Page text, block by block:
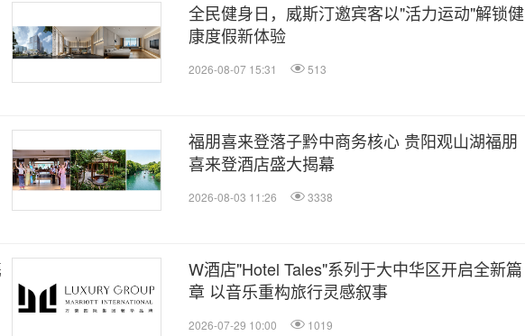
全民健身日，威斯汀邀宾客以"活力运动"解锁健
康度假新体验
2026-08-07 15:31 513
福朋喜来登落子黔中商务核心 贵阳观山湖福朋
喜来登酒店盛大揭幕
2026-08-03 11:26 3338
W酒店"Hotel Tales"系列于大中华区开启全新篇
章 以音乐重构旅行灵感叙事
2026-07-29 10:00 1019